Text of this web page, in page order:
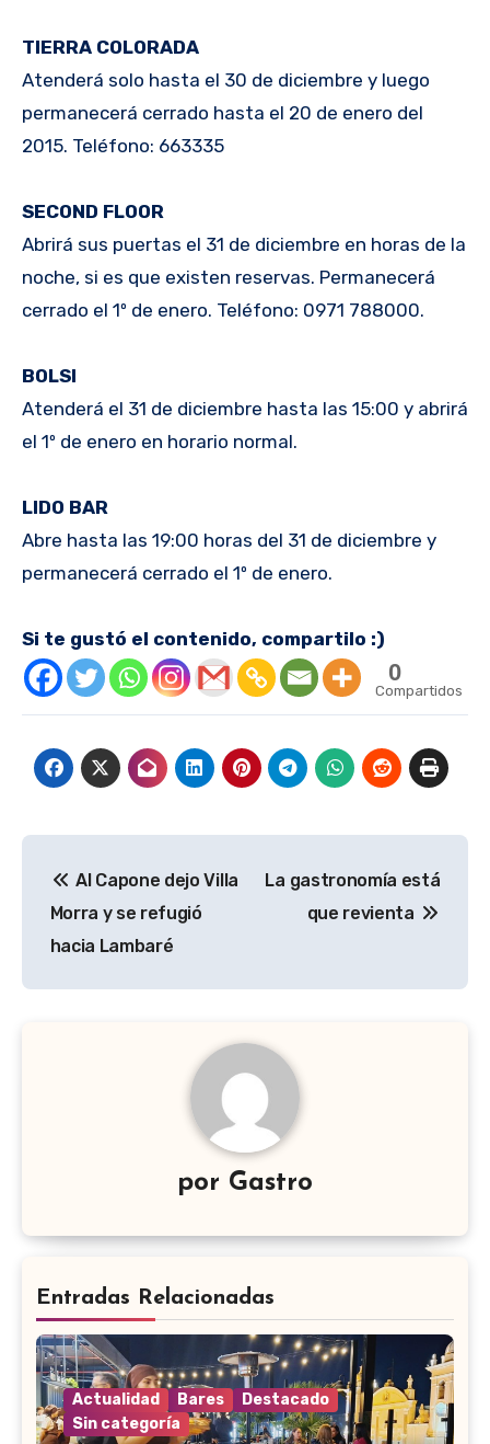
TIERRA COLORADA
Atenderá solo hasta el 30 de diciembre y luego
permanecerá cerrado hasta el 20 de enero del
2015. Teléfono: 663335
SECOND FLOOR
Abrirá sus puertas el 31 de diciembre en horas de la
noche, si es que existen reservas. Permanecerá
cerrado el 1º de enero. Teléfono: 0971 788000.
BOLSI
Atenderá el 31 de diciembre hasta las 15:00 y abrirá
el 1º de enero en horario normal.
LIDO BAR
Abre hasta las 19:00 horas del 31 de diciembre y
permanecerá cerrado el 1º de enero.
Si te gustó el contenido, compartilo :)
0
Compartidos
de
entradas
Al Capone dejo Villa
Morra y se refugió
hacia Lambaré
La gastronomía está
que revienta
por Gastro
Entradas Relacionadas
Actualidad Bares
Destacado
Sin categoría